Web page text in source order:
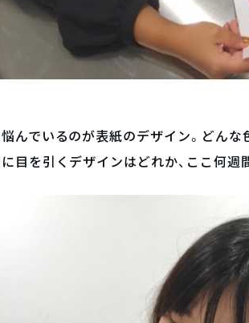
んでいるのが表紙のデザイン。どん
目を引くデザインはどれか、ここ何週